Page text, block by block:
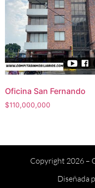
Oficina San Fernando
$110,000,000
Copyright 2026 –
Diseñada